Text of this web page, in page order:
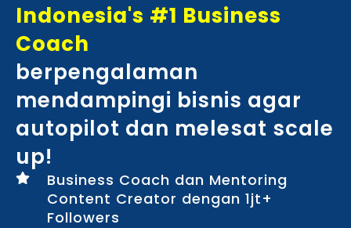
Indonesia's #1 Business
Coach
berpengalaman
mendampingi bisnis agar
autopilot dan melesat scale
up!
Business Coach dan Mentoring
Content Creator dengan 1jt+
Followers